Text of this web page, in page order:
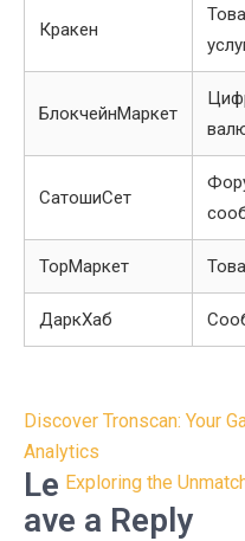
Кракен
БлокчейнМаркет
СатошиСет
ТорМаркет
ДаркХаб
Post
navigation
Discover Tronscan: Your
Analytics
Exploring the
Le
ave a Reply